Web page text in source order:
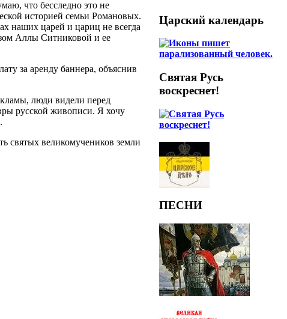
что бесследно это не
историей семьи Романовых.
наших царей и цариц не всегда
Аллы Ситниковой и ее
за аренду баннера, объяснив
люди видели перед
русской живописи. Я хочу
святых великомучеников земли
Царский календарь
Святая Русь
воскреснет!
ПЕСНИ